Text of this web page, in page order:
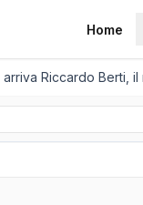
Home
Riccardo Berti, il